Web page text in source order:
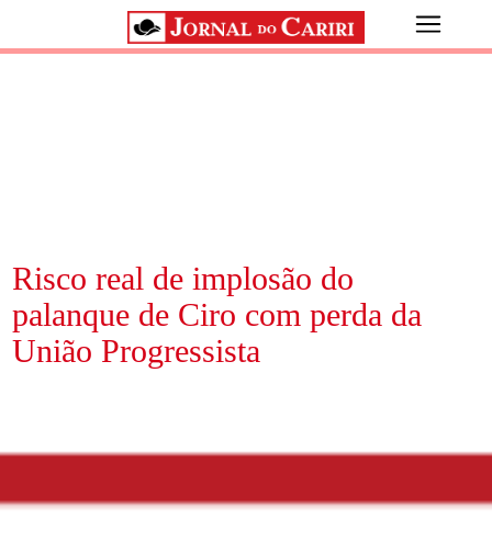
Risco real de implosão do
palanque de Ciro com perda da
União Progressista